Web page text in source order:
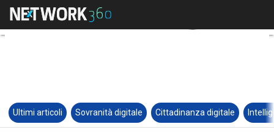
Ultimi articoli Sovranità digitale Cittadinanza digitale